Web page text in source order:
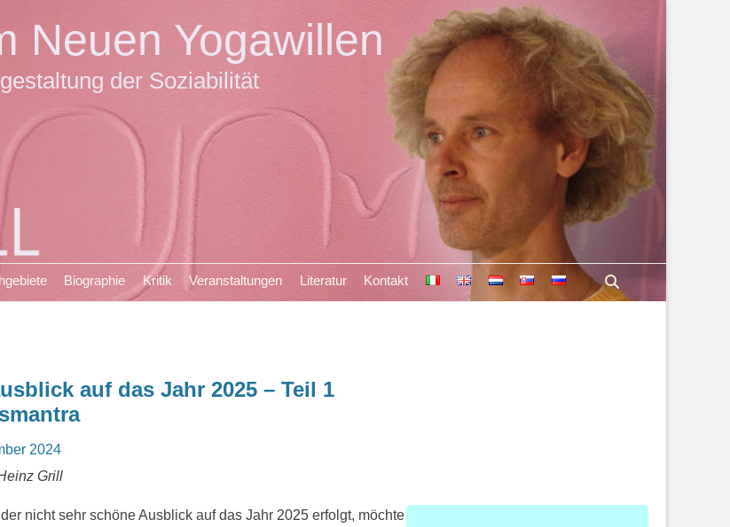
Neuen Yogawillen
der Soziabilität
Biographie Kritik Veranstaltungen Literatur Kontakt
auf das Jahr 2025 – Teil 1
2024
Grill
nicht sehr schöne Ausblick auf das Jahr 2025 erfolgt, möchte